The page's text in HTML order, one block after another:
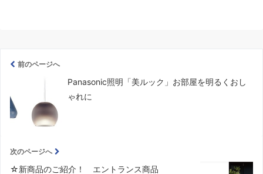
前のページへ
Panasonic照明「美ルック」お部屋を明るくおし
ゃれに
次のページへ
☆新商品のご紹介！ エントランス商品